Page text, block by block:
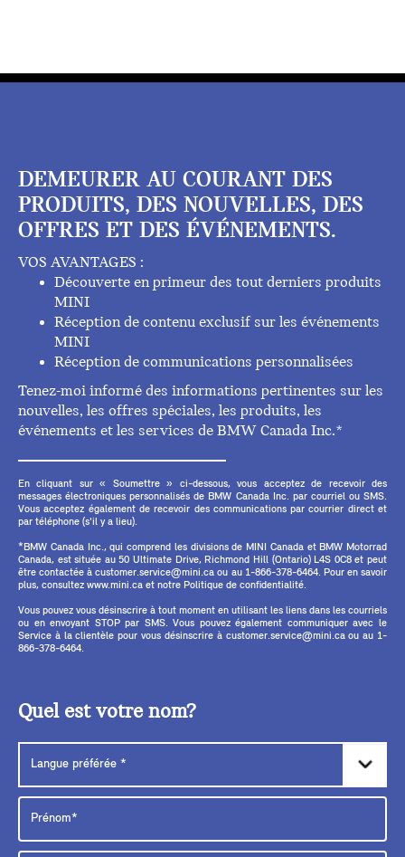
DEMEURER AU COURANT DES
PRODUITS, DES NOUVELLES, DES
OFFRES ET DES ÉVÉNEMENTS.
VOS AVANTAGES :
Découverte en primeur des tout derniers produits
MINI
Réception de contenu exclusif sur les événements
MINI
Réception de communications personnalisées
Tenez-moi informé des informations pertinentes sur les
nouvelles, les offres spéciales, les produits, les
événements et les services de BMW Canada Inc.*
En cliquant sur « Soumettre » ci-dessous, vous acceptez de recevoir des
messages électroniques personnalisés de BMW Canada Inc. par courriel ou SMS.
Vous acceptez également de recevoir des communications par courrier direct et
par téléphone (s'il y a lieu).
*BMW Canada Inc., qui comprend les divisions de MINI Canada et BMW Motorrad
Canada, est située au 50 Ultimate Drive, Richmond Hill (Ontario) L4S 0C8 et peut
être contactée à customer.service@mini.ca ou au 1-866-378-6464. Pour en savoir
plus, consultez www.mini.ca et notre Politique de confidentialité.
Vous pouvez vous désinscrire à tout moment en utilisant les liens dans les courriels
ou en envoyant STOP par SMS. Vous pouvez également communiquer avec le
Service à la clientèle pour vous désinscrire à customer.service@mini.ca ou au 1-
866-378-6464.
Quel est votre nom?